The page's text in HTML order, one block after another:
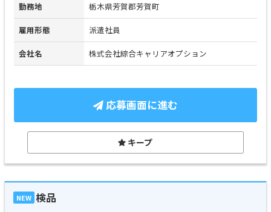
勤務地 栃木県芳賀郡芳賀町
雇用形態 派遣社員
会社名 株式会社綜合キャリアオプション
応募画面に進む
キープ
NEW 検品